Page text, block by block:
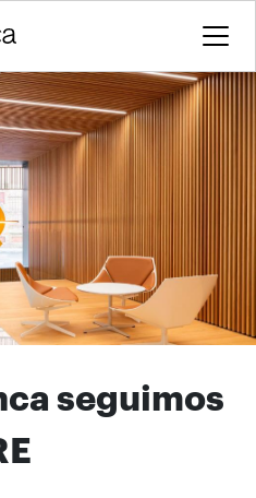
seguimos